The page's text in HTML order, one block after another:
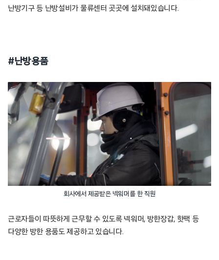
난방기구 등 난방설비가 물류센터 곳곳에 설치돼있습니다.
#난방용품
회사에서 제공받은 넥워머를 한 직원
근로자들이 따뜻하게 근무할 수 있도록 넥워머, 방한장갑, 핫팩 등
다양한 방한 용품도 제공하고 있습니다.